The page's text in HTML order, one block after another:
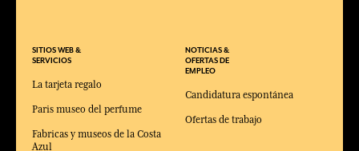
SITIOS WEB &
SERVICIOS
La tarjeta regalo
Paris museo del perfume
Fabricas y museos de la Costa
Azul
NOTICIAS &
OFERTAS DE
EMPLEO
Candidatura espontánea
Ofertas de trabajo